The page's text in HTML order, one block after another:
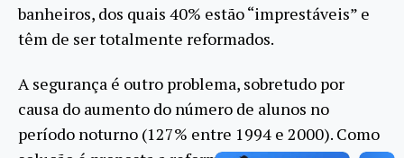
banheiros, dos quais 40% estão “imprestáveis” e
têm de ser totalmente reformados.
A segurança é outro problema, sobretudo por
causa do aumento do número de alunos no
período noturno (127% entre 1994 e 2000). Como